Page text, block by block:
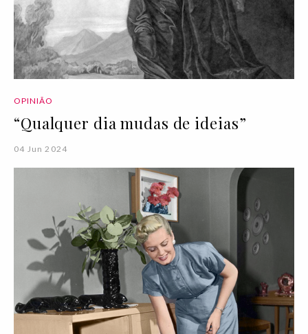
OPINIÃO
“Qualquer dia mudas de ideias”
04 Jun 2024